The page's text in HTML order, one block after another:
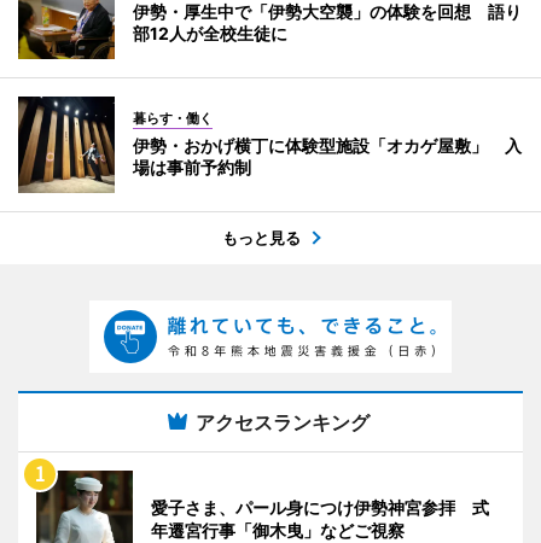
伊勢・厚生中で「伊勢大空襲」の体験を回想 語り
部12人が全校生徒に
暮らす・働く
伊勢・おかげ横丁に体験型施設「オカゲ屋敷」 入
場は事前予約制
もっと見る
アクセスランキング
愛子さま、パール身につけ伊勢神宮参拝 式
年遷宮行事「御木曳」などご視察